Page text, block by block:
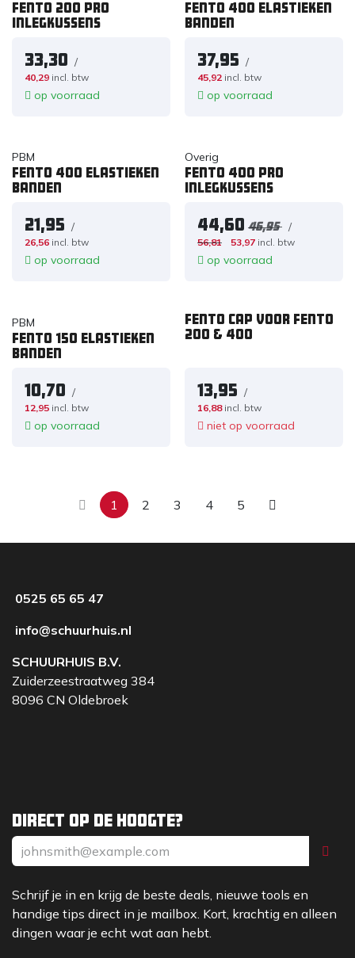
Fento 200 PRO
inlegkussens
33,30 /
40,29 incl. btw
op voorraad
Fento 400 elastieken
banden
37,95 /
45,92 incl. btw
op voorraad
PBM
Fento 400 elastieken
banden
21,95 /
26,56 incl. btw
op voorraad
Overig
Fento 400 PRO
Inlegkussens
44,60 46,95 /
56,81 53,97 incl. btw
op voorraad
PBM
Fento 150 elastieken
banden
10,70 /
12,95 incl. btw
op voorraad
Fento cap voor Fento
200 & 400
13,95 /
16,88 incl. btw
niet op voorraad
1 2 3 4 5
Direct op de hoogte?
Schrijf je in en krijg de beste deals, nieuwe tools en
handige tips direct in je mailbox. Kort, krachtig en alleen
dingen waar je echt wat aan hebt.
0525 65 65 47
info@schuurhuis.nl
SCHUURHUIS B.V.
Zuiderzeestraatweg 384
8096 CN Oldebroek